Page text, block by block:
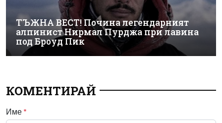
ТЪЖНА ВЕСТ! Почина легендарният
алпинист Нирмал Пурджа при лавина
под Броуд Пик
КОМЕНТИРАЙ
Име *